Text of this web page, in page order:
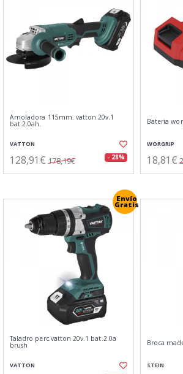
Amoladora 115mm. vatton 20v.1
bat.2.0ah.
VATTON
128,91€ 178,19€ - 28%
Bateria
WORGRIP
18,81€
Envío
Gratis
Taladro perc.vatton 20v.1 bat.2.0a
brush
VATTON
Broca
STEIN